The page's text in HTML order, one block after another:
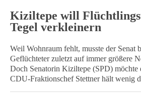
Kiziltepe will
Tegel verkleinern
Weil Wohnraum fehlt, musste der Senat
Geflüchteter zuletzt auf immer größere
Doch Senatorin Kiziltepe (SPD) möchte
CDU-Fraktionschef Stettner hält wenig